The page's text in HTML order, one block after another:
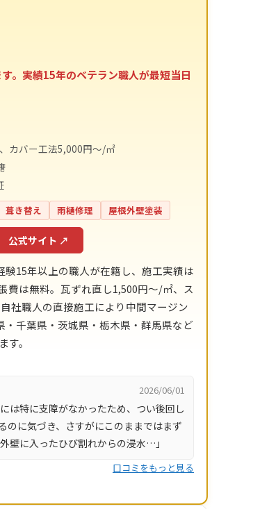
。実績15年のベテラン職人が最短当日
カバー工法5,000円～/㎡
葺き替え 雨樋修理 屋根外壁塗装
公式サイト ↗
15年以上の職人が在籍し、施工実績は
費は無料。瓦ずれ直し1,500円〜/㎡、ス
社職人の直接施工により中間マージン
千葉県・茨城県・栃木県・群馬県など
。
2026/06/01
は特に支障がなかったため、つい後回し
のに気づき、さすがにこのままではまず
壁に入ったひび割れからの浸水…」
口コミをもっと見る